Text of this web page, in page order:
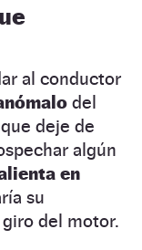
al conductor
del
deje de
algún
en
su
del motor.